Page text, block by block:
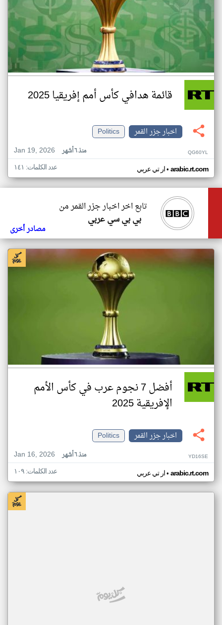
قائمة هدافي كأس أمم إفريقيا 2025
اخبار جزر القمر
Politics
Jan 19, 2026
منذ ٦ أشهر QG60YL
ار تي عربي• arabic.rt.com عدد الكلمات: ١٤١
تابع اخر اخبار جزر القمر من
بي بي سي عربي
مصادر أخرى
أفضل 7 نجوم عرب في كأس الأمم
الإفريقية 2025
اخبار جزر القمر
Politics
Jan 16, 2026
منذ ٦ أشهر YD16SE
ار تي عربي• arabic.rt.com عدد الكلمات: ١٠٩